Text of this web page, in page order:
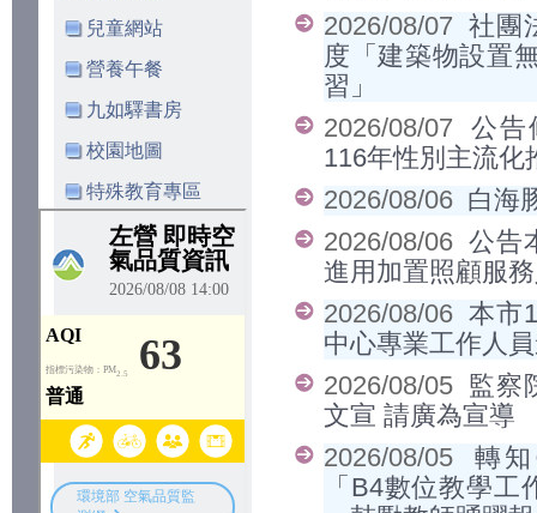
兒童網站
營養午餐
九如驛書房
校園地圖
特殊教育專區
2026/08/07社團
度「建築物設置
習」
2026/08/07公告
116年性別主流化
2026/08/06 白海
2026/08/06公告
進用加置照顧服
2026/08/06本市
中心專業工作人
2026/08/05 監察
文宣 請廣為宣導
2026/08/05轉
「B4數位教學